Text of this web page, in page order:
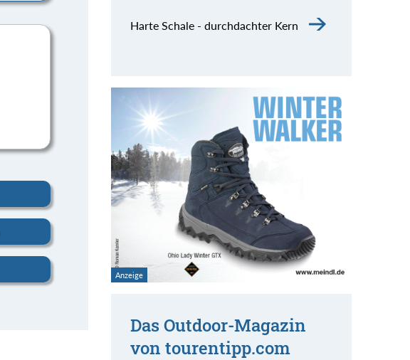
Harte Schale - durchdachter Kern
Das Outdoor-Magazin
von tourentipp.com